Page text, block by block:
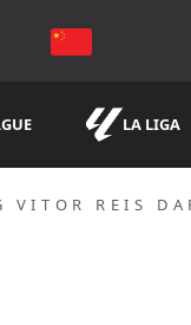
LA LIGA
VITOR REIS